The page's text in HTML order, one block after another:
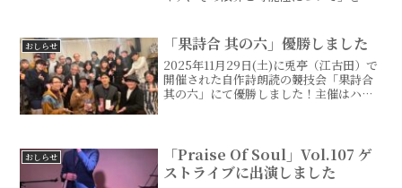
付されています。すでにAIの批評がある
のに、このうえなに...
おしらせ 「果詩合 其の六」優勝しました
2025年11月29日(土)に兎亭（江古田）で
開催された自作詩朗読の競技会「果詩合
其の六」にて優勝しました！主催はハル
おしらせ
「Praise Of Soul」Vol.107 ゲ
ストライブに出演しました